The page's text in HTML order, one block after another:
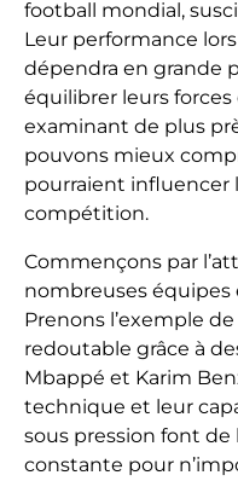
football mondial,
Leur performance
dépendra en grande
équilibrer leurs forces
examinant de plus
pouvons mieux
pourraient influencer
compétition.
Commençons par
nombreuses
Prenons l’exemple
redoutable grâce à
Mbappé et Karim
technique et leur
sous pression font de
constante pour